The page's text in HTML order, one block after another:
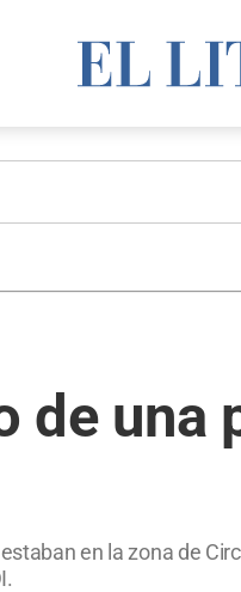
de una
en la zona de